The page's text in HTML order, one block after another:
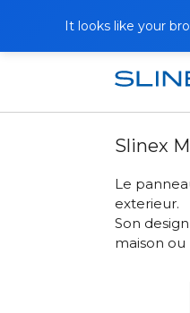
It looks like your
Accueil
Slinex
Le
exterieur.
Son
maison